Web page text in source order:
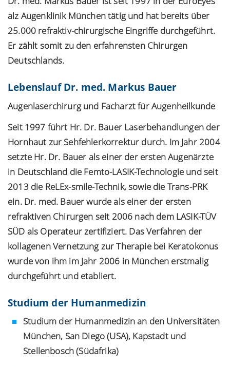
alz Augenklinik München tätig und hat bereits über
25.000 refraktiv-chirurgische Eingriffe durchgeführt.
Er zählt somit zu den erfahrensten Chirurgen
Deutschlands.
Lebenslauf Dr. med. Markus Bauer
Augenlaserchirurg und Facharzt für Augenheilkunde
Seit 1997 führt Hr. Dr. Bauer Laserbehandlungen der
Hornhaut zur Sehfehlerkorrektur durch. Im Jahr 2004
setzte Hr. Dr. Bauer als einer der ersten Augenärzte
in Deutschland die Femto-LASIK-Technologie und seit
2013 die ReLEx-smile-Technik, sowie die Trans-PRK
ein. Dr. med. Bauer wurde als einer der ersten
refraktiven Chirurgen seit 2006 nach dem LASIK-TÜV
SÜD als Operateur zertifiziert. Das Verfahren der
kollagenen Vernetzung zur Therapie bei Keratokonus
wurde von ihm im Jahr 2006 in München erstmalig
durchgeführt und etabliert.
Studium der Humanmedizin
Studium der Humanmedizin an den Universitäten
München, San Diego (USA), Kapstadt und
Stellenbosch (Südafrika)